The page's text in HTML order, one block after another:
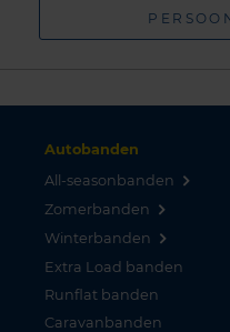
Autobanden
All-seasonbanden
Zomerbanden
Winterbanden
Extra Load banden
Runflat banden
Caravanbanden